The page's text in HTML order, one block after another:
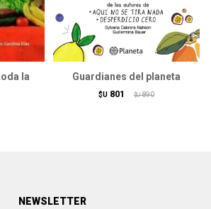
la
Guardianes del planeta
$U 801 $U 890
NEWSLETTER